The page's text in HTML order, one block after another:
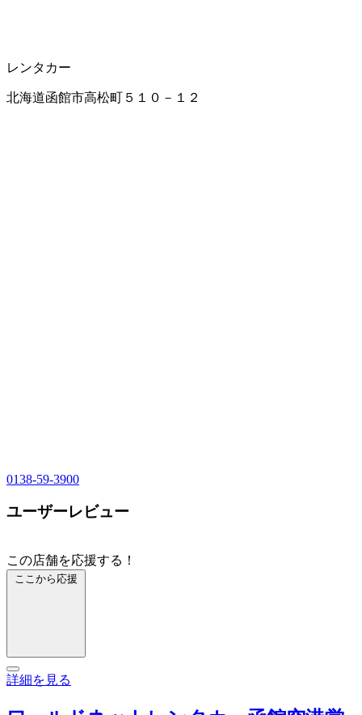
レンタカー
北海道函館市高松町５１０－１２
0138-59-3900
ユーザーレビュー
この店舗を応援する！
ここから応援
詳細を見る